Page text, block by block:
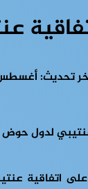
تحديث: أغسطس 9,
اتفاقية